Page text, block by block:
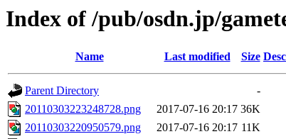
Index of /pub/osdn.jp/
Name Last modified Size
Parent Directory
-
20110303223248728.png
2017-07-16 20:17 36K
20110303220950579.png
2017-07-16 20:17 11K